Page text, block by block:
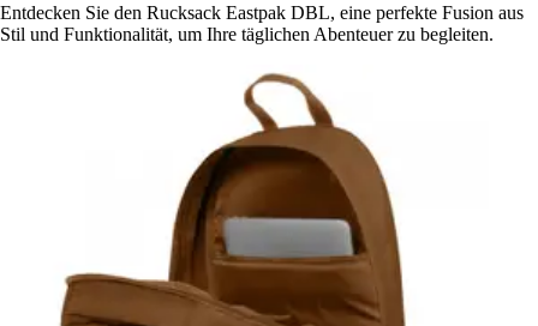
Entdecken Sie den Rucksack Eastpak DBL, eine perfekte Fusion aus
Stil und Funktionalität, um Ihre täglichen Abenteuer zu begleiten.